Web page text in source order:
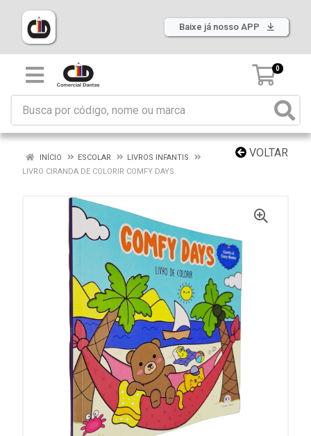
Baixe já nosso APP
0
VOLTAR
INÍCIO ESCOLAR
LIVROS INFANTIS
LIVRO CIRANDA DE COLORIR COMFY DAYS